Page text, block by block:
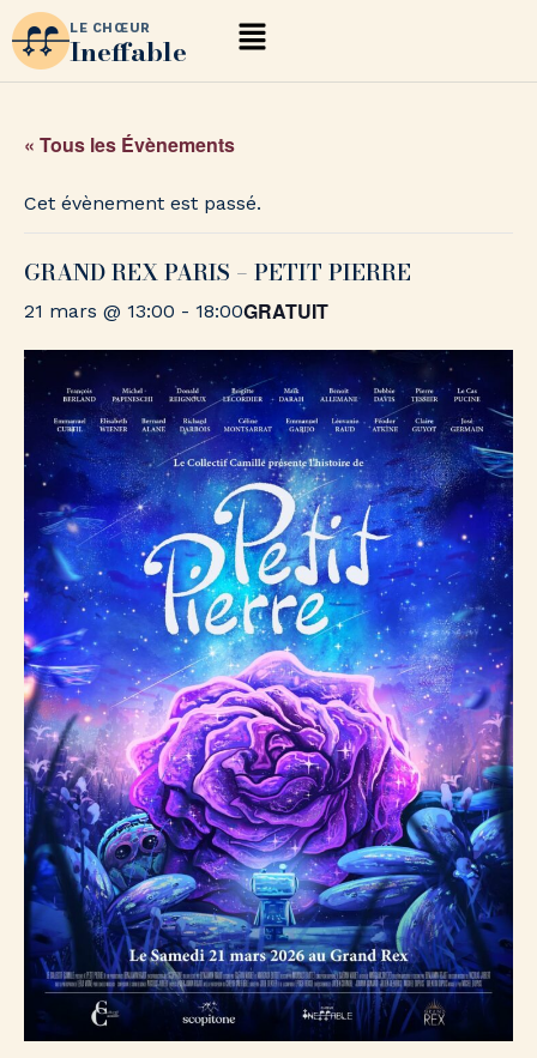
LE CHŒUR
Ineffable
« Tous les Évènements
Cet évènement est passé.
GRAND REX PARIS – PETIT PIERRE
21 mars @ 13:00 - 18:00GRATUIT